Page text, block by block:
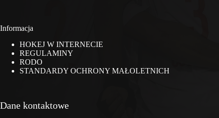
Informacja
HOKEJ W INTERNECIE
REGULAMINY
RODO
STANDARDY OCHRONY MAŁOLETNICH
Dane kontaktowe